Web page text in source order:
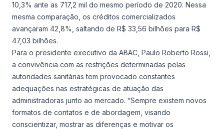
10,3% ante as 717,2 mil do mesmo período de 2020. Nessa
mesma comparação, os créditos comercializados
avançaram 42,8%, saltando de R$ 33,56 bilhões para R$
47,03 bilhões.
Para o presidente executivo da ABAC, Paulo Roberto Rossi,
a convivência com as restrições determinadas pelas
autoridades sanitárias tem provocado constantes
adequações nas estratégicas de atuação das
administradoras junto ao mercado. “Sempre existem novos
formatos de contatos e de abordagem, visando
conscientizar, mostrar as diferenças e motivar os